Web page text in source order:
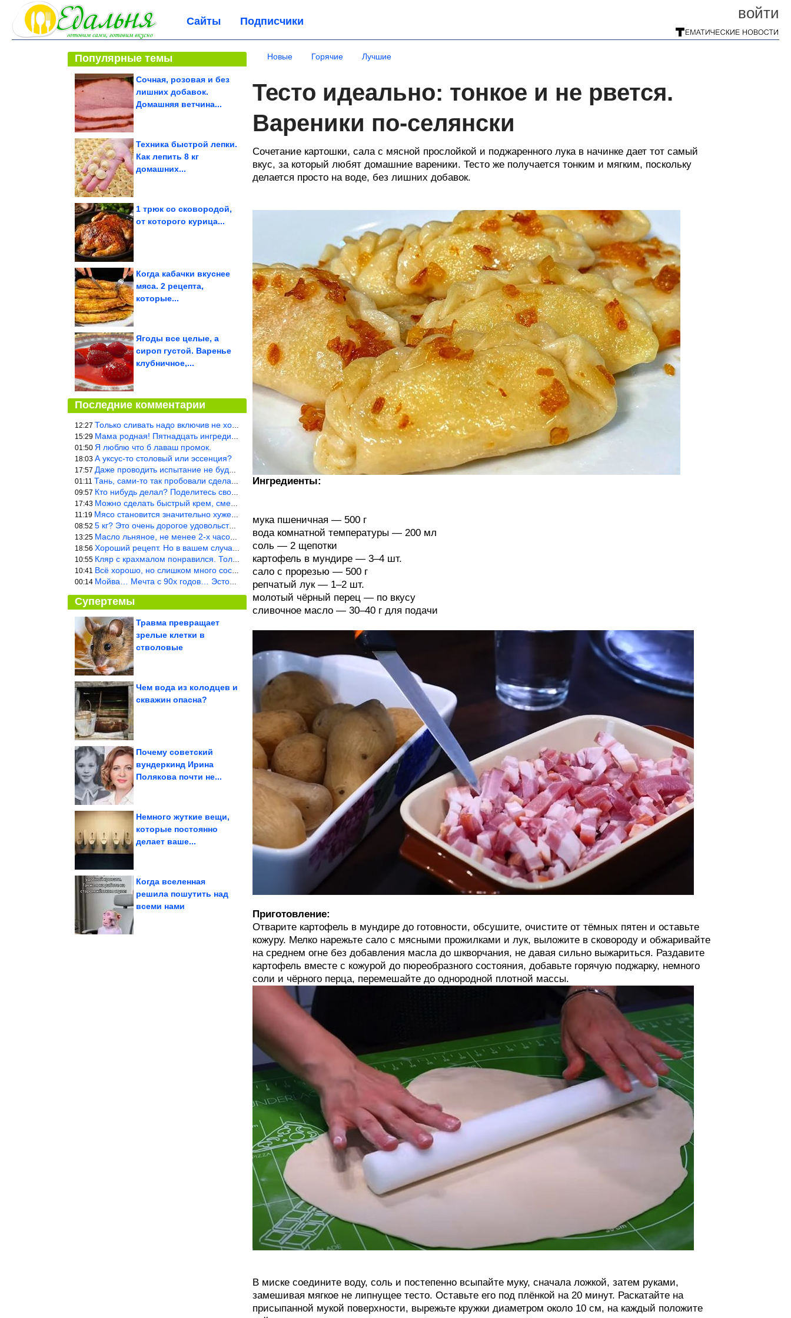
войти
Сайты Подписчики
Популярные темы
Сочная, розовая и без
лишних добавок.
Домашняя ветчина...
Техника быстрой лепки.
Как лепить 8 кг
домашних...
1 трюк со сковородой,
от которого курица...
Когда кабачки вкуснее
мяса. 2 рецепта,
которые...
Ягоды все целые, а
сироп густой. Варенье
клубничное,...
Последние комментарии
12:27 Только сливать надо включив не холодную, а ГОРЯЧУЮ воду. Трубы в
15:29 Мама родная! Пятнадцать ингредиентов на пирожок!!!
01:50 Я люблю что б лаваш промок.
18:03 А уксус-то столовый или эссенция?
17:57 Даже проводить испытание не буду — в воду и потом быстро в раска
01:11 Тань, сами-то так пробовали сделать? Ерунда же получится. Нет, с
09:57 Кто нибудь делал? Поделитесь своими результатами!!!
17:43 Можно сделать быстрый крем, смешав 2 банки вареной сгущенки со с
11:19 Мясо становится значительно хуже, когда долго лежит в морозилке
08:52 5 кг? Это очень дорогое удовольствие, исходя из цен на эту ягоду
13:25 Масло льняное, не менее 2-х часов. Писать надо по делу и подробн
18:56 Хороший рецепт. Но в вашем случае шницель получится парено-варен
10:55 Кляр с крахмалом понравился. Только я бы в воду добавил бы молок
10:41 Всё хорошо, но слишком много составляющих.
00:14 Мойва… Мечта с 90х годов… Эстония
Супертемы
Мраморная раковина из
Травма превращает
зрелые клетки в
стволовые
Чем вода из колодцев и
скважин опасна?
Почему советский
вундеркинд Ирина
Полякова почти не...
Как живёт самое узкое
Немного жуткие вещи,
которые постоянно
делает ваше...
остановили одну из
Когда вселенная
решила пошутить над
всеми нами
Новые Горячие Лучшие
Тесто идеально: тонкое и не рвется.
Вареники по-селянски
Сочетание картошки, сала с мясной прослойкой и поджаренного лука в начинке дает тот самый
вкус, за который любят домашние вареники. Тесто же получается тонким и мягким, поскольку
делается просто на воде, без лишних добавок.
Ингредиенты:
мука пшеничная — 500 г
вода комнатной температуры — 200 мл
соль — 2 щепотки
картофель в мундире — 3–4 шт.
сало с прорезью — 500 г
репчатый лук — 1–2 шт.
молотый чёрный перец — по вкусу
сливочное масло — 30–40 г для подачи
Приготовление:
Отварите картофель в мундире до готовности, обсушите, очистите от тёмных пятен и оставьте
кожуру. Мелко нарежьте сало с мясными прожилками и лук, выложите в сковороду и обжаривайте
на среднем огне без добавления масла до шкворчания, не давая сильно выжариться. Раздавите
картофель вместе с кожурой до пюреобразного состояния, добавьте горячую поджарку, немного
соли и чёрного перца, перемешайте до однородной плотной массы.
В миске соедините воду, соль и постепенно всыпайте муку, сначала ложкой, затем руками,
замешивая мягкое не липнущее тесто. Оставьте его под плёнкой на 20 минут. Раскатайте на
присыпанной мукой поверхности, вырежьте кружки диаметром около 10 см, на каждый положите